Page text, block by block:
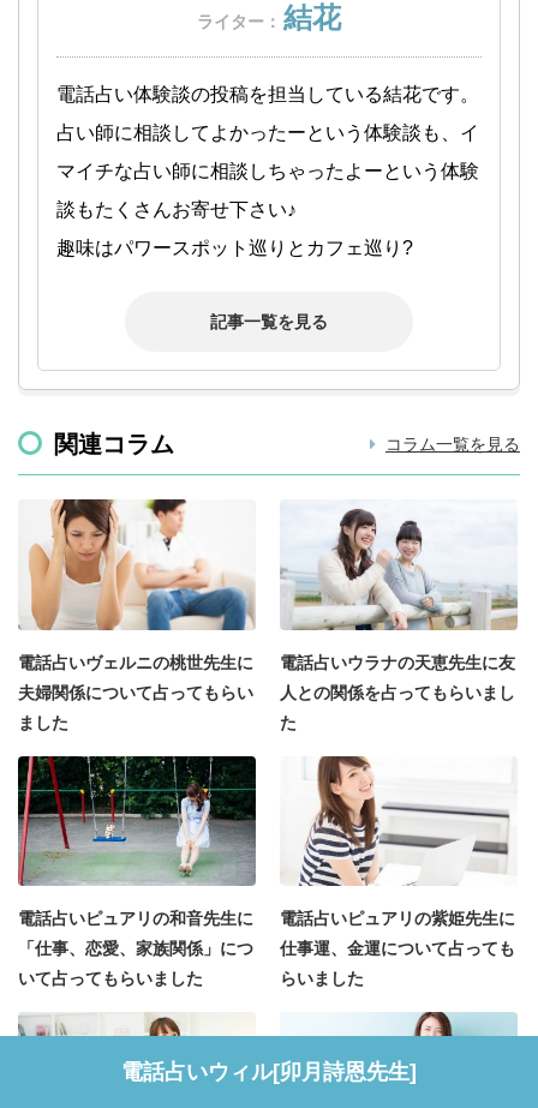
電話占いウィル[卯月詩恩先生]
ライター： 結花
電話占い体験談の投稿を担当している結花です。
占い師に相談してよかったーという体験談も、イ
マイチな占い師に相談しちゃったよーという体験
談もたくさんお寄せ下さい♪
趣味はパワースポット巡りとカフェ巡り?
記事一覧を見る
関連コラム
電話占いヴェルニの桃世先生に
夫婦関係について占ってもらい
ました
電話占いウラナの天恵先生に友
人との関係を占ってもらいまし
た
電話占いピュアリの和音先生に
「仕事、恋愛、家族関係」につ
いて占ってもらいました
電話占いピュアリの紫姫先生に
仕事運、金運について占っても
らいました
コラム一覧を見る